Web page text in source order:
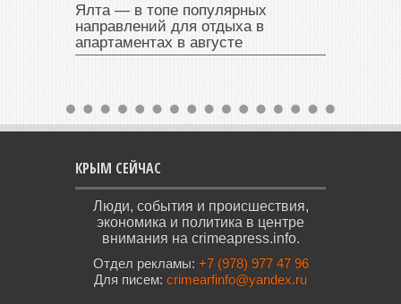
Ялта — в топе популярных
направлений для отдыха в
апартаментах в августе
КРЫМ СЕЙЧАС
Люди, события и происшествия,
экономика и политика в центре
внимания на crimeapress.info.
Отдел рекламы: +7 (978) 977 47 96
Для писем: crimearfinfo@yandex.ru